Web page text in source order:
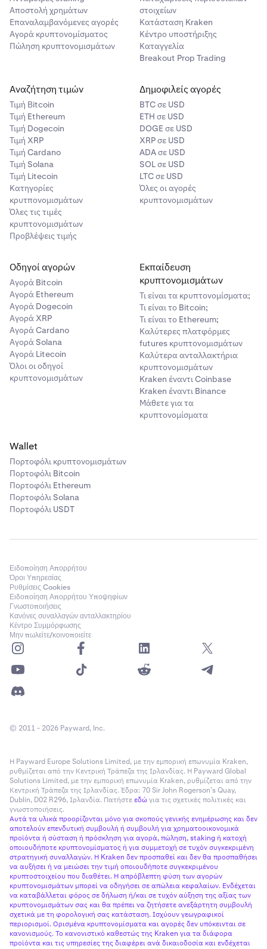
Αποστολή χρημάτων
Επαναλαμβανόμενες αγορές
Αγορά κρυπτονομίσματος
Πώληση κρυπτονομισμάτων
στοιχείων
Κατάσταση Kraken
Κέντρο υποστήριξης
Καταγγελία
Breakout Prop Trading
Αναζήτηση τιμών
Τιμή Βitcoin
Τιμή Ethereum
Τιμή Dogecoin
Τιμή XRP
Τιμή Cardano
Τιμή Solana
Τιμή Litecoin
Κατηγορίες
κρυτπονομισμάτων
Όλες τις τιμές
κρυπτονομισμάτων
Προβλέψεις τιμής
Δημοφιλείς αγορές
BTC σε USD
ETH σε USD
DOGE σε USD
XRP σε USD
ADA σε USD
SOL σε USD
LTC σε USD
Όλες οι αγορές
κρυπτονομισμάτων
Οδηγοί αγορών
Αγορά Bitcoin
Αγορά Ethereum
Αγορά Dogecoin
Αγορά XRP
Αγορά Cardano
Αγορά Solana
Αγορά Litecoin
Όλοι οι οδηγοί
κρυπτονομισμάτων
Εκπαίδευση
κρυπτονομισμάτων
Τι είναι τα κρυπτονομίσματα;
Τι είναι το Bitcoin;
Τι είναι το Ethereum;
Καλύτερες πλατφόρμες
futures κρυπτονομισμάτων
Καλύτερα ανταλλακτήρια
κρυπτονομισμάτων
Kraken έναντι Coinbase
Kraken έναντι Binance
Μάθετε για τα
κρυπτονομίσματα
Wallet
Πορτοφόλι κρυπτονομισμάτων
Πορτοφόλι Bitcoin
Πορτοφόλι Ethereum
Πορτοφόλι Solana
Πορτοφόλι USDT
Ειδοποίηση Απορρήτου
Όροι Υπηρεσίας
Ρυθμίσεις Cookies
Ειδοποίηση Απορρήτου Υποψηφίων
Γνωστοποιήσεις
Κανόνες συναλλαγών ανταλλακτηρίου
Κέντρο Συμμόρφωσης
Μην πωλείτε/κοινοποιείτε
© 2011 - 2026 Payward, Inc.
Η Payward Europe Solutions Limited, με την εμπορική επωνυμία Kraken,
ρυθμίζεται από την Κεντρική Τράπεζα της Ιρλανδίας. Η Payward Global
Solutions Limited, με την εμπορική επωνυμία Kraken, ρυθμίζεται από την
Κεντρική Τράπεζα της Ιρλανδίας. Έδρα: 70 Sir John Rogerson’s Quay,
Dublin, D02 R296, Ιρλανδία. Πατήστεεδώγια τις σχετικές πολιτικές και
γνωστοποιήσεις.
Αυτά τα υλικά προορίζονται μόνο για σκοπούς γενικής ενημέρωσης και δεν
αποτελούν επενδυτική συμβουλή ή συμβουλή για χρηματοοικονομικά
προϊόντα ή σύσταση ή πρόσκληση για αγορά, πώληση, staking ή κατοχή
οποιουδήποτε κρυπτονομίσματος ή για συμμετοχή σε τυχόν συγκεκριμένη
στρατηγική συναλλαγών. Η Kraken δεν προσπαθεί και δεν θα προσπαθήσει
να αυξήσει ή να μειώσει την τιμή οποιουδήποτε συγκεκριμένου
κρυπτοστοιχείου που διαθέτει. Η απρόβλεπτη φύση των αγορών
κρυπτονομισμάτων μπορεί να οδηγήσει σε απώλεια κεφαλαίων. Ενδέχεται
να καταβάλλεται φόρος σε δήλωση ή/και σε τυχόν αύξηση της αξίας των
κρυπτονομισμάτων σας και θα πρέπει να ζητήσετε ανεξάρτητη συμβουλή
σχετικά με τη φορολογική σας κατάσταση. Ισχύουν γεωγραφικοί
περιορισμοί. Ορισμένα κρυπτονομίσματα και αγορές δεν υπόκεινται σε
κανονισμούς. Το κανονιστικό καθεστώς της Kraken για τα διάφορα
προϊόντα και τις υπηρεσίες της διαφέρει ανά δικαιοδοσία και ενδέχεται